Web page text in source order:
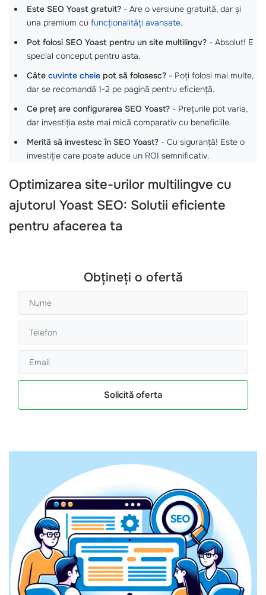
Este SEO Yoast gratuit? - Are o versiune gratuită, dar și
una premium cu funcționalități avansate.
Pot folosi SEO Yoast pentru un site multilingv? - Absolut! E
special conceput pentru asta.
Câte cuvinte cheie pot să folosesc? - Poți folosi mai multe,
dar se recomandă 1-2 pe pagină pentru eficiență.
Ce preț are configurarea SEO Yoast? - Prețurile pot varia,
dar investiția este mai mică comparativ cu beneficiile.
Merită să investesc în SEO Yoast? - Cu siguranță! Este o
investiție care poate aduce un ROI semnificativ.
Optimizarea site-urilor multilingve cu
ajutorul Yoast SEO: Solutii eficiente
pentru afacerea ta
Obțineți o ofertă
Solicită oferta